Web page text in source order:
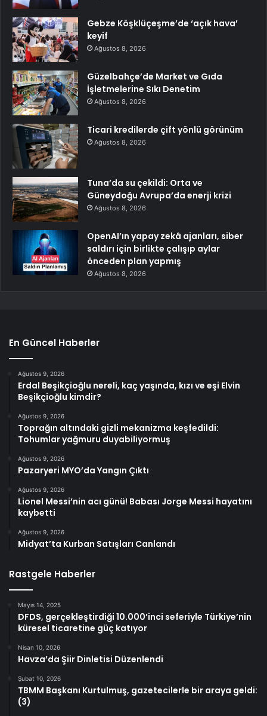
Gebze Köşklüçeşme’de ‘açık hava’
keyif
Ağustos 8, 2026
Güzelbahçe’de Market ve Gıda
İşletmelerine Sıkı Denetim
Ağustos 8, 2026
Ticari kredilerde çift yönlü görünüm
Ağustos 8, 2026
Tuna’da su çekildi: Orta ve
Güneydoğu Avrupa’da enerji krizi
Ağustos 8, 2026
OpenAI’ın yapay zekâ ajanları, siber
saldırı için birlikte çalışıp aylar
önceden plan yapmış
Ağustos 8, 2026
En Güncel Haberler
Ağustos 9, 2026
Erdal Beşikçioğlu nereli, kaç yaşında, kızı ve eşi Elvin
Beşikçioğlu kimdir?
Ağustos 9, 2026
Toprağın altındaki gizli mekanizma keşfedildi:
Tohumlar yağmuru duyabiliyormuş
Ağustos 9, 2026
Pazaryeri MYO’da Yangın Çıktı
Ağustos 9, 2026
Lionel Messi’nin acı günü! Babası Jorge Messi hayatını
kaybetti
Ağustos 9, 2026
Midyat’ta Kurban Satışları Canlandı
Rastgele Haberler
Mayıs 14, 2025
DFDS, gerçekleştirdiği 10.000’inci seferiyle Türkiye’nin
küresel ticaretine güç katıyor
Nisan 10, 2026
Havza’da Şiir Dinletisi Düzenlendi
Şubat 10, 2026
TBMM Başkanı Kurtulmuş, gazetecilerle bir araya geldi:
(3)